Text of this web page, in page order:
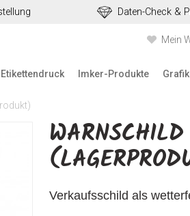
Daten-Check &
Mein
Etikettendruck Imker-Produkte
Verkaufsschild als